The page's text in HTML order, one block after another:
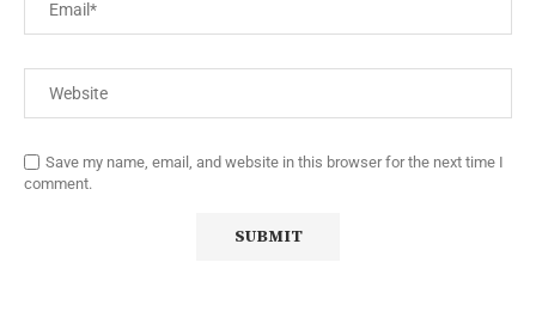
Save my name, email, and website in this browser for the next time I
comment.